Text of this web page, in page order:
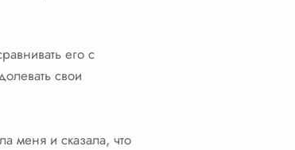
его с
свои
меня и сказала, что